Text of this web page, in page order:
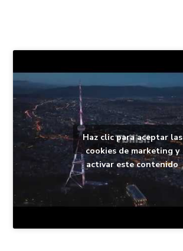
Haz clic para aceptar las
cookies de marketing y
activar este contenido